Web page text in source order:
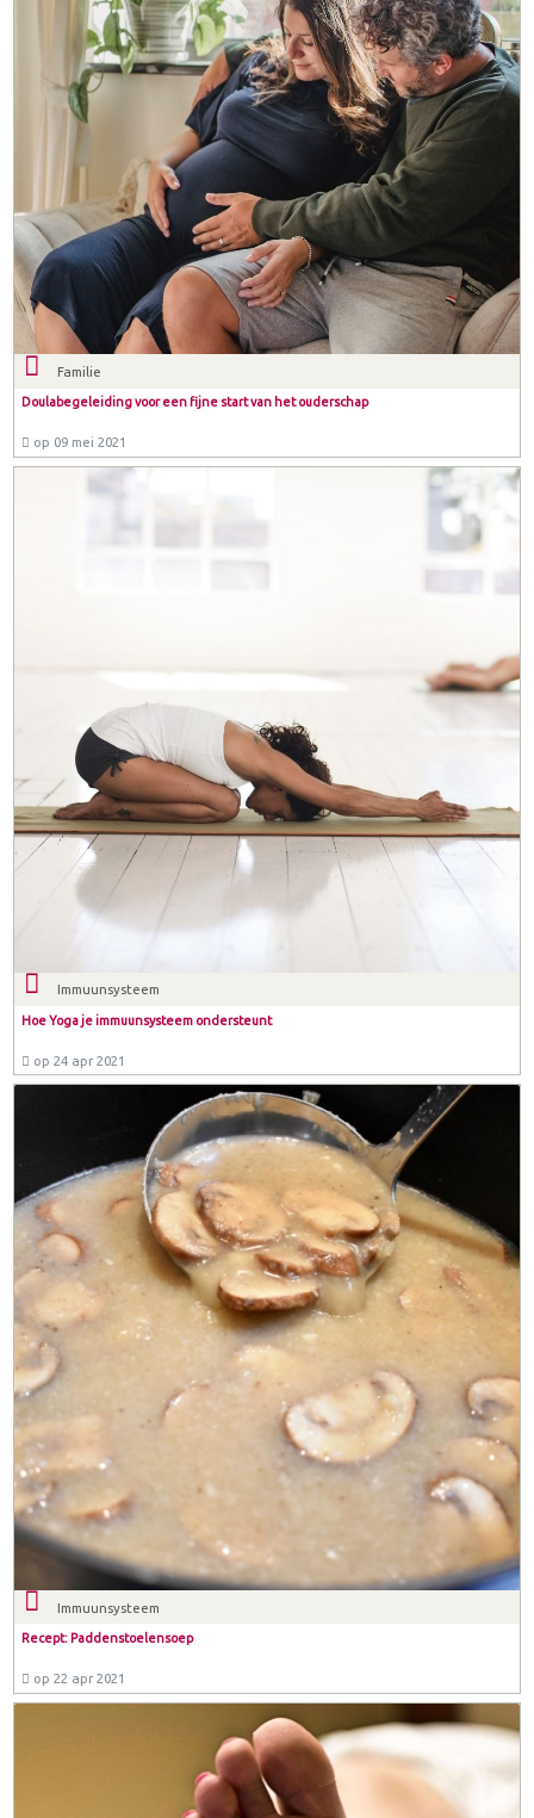
Familie
Doulabegeleiding voor een fijne start van het ouderschap
op 09 mei 2021
Immuunsysteem
Hoe Yoga je immuunsysteem ondersteunt
op 24 apr 2021
Immuunsysteem
Recept: Paddenstoelensoep
op 22 apr 2021